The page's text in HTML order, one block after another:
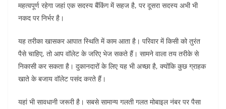
महत्वपूर्ण रहेगा जहां एक सदस्य बैंकिंग में सहज है, पर दूसरा सदस्य अभी भी
नकद पर निर्भर है।
यह तरीका खासकर आपात स्थिति में काम आता है। परिवार में किसी को तुरंत
पैसे चाहिए, तो आप वॉलेट के जरिए भेज सकते हैं। सामने वाला तय तरीके से
निकासी कर सकता है। दुकानदारों के लिए यह भी अच्छा है, क्योंकि कुछ ग्राहक
खाते के बजाय वॉलेट पसंद करते हैं।
यहां भी सावधानी जरूरी है। सबसे सामान्य गलती गलत मोबाइल नंबर पर पैसा